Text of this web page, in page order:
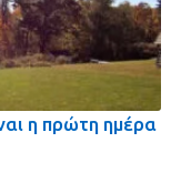
η πρώτη ημέρα